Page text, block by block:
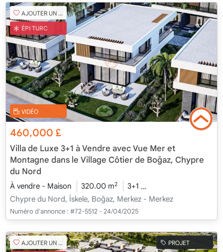
AJOUTER UN FAVORI
ÉPI TURC
VIDÉO
460,000 £
Villa de Luxe 3+1 à Vendre avec Vue Mer et
Montagne dans le Village Côtier de Boğaz, Chypre
du Nord
À vendre - Maison 320.00 m2 3+1
Chypre du Nord, İskele, Boğaz, Merkez - Merkez
Numéro d'annonce : #72-5512 - 24/04/2025
AJOUTER UN FAVORI PROJET